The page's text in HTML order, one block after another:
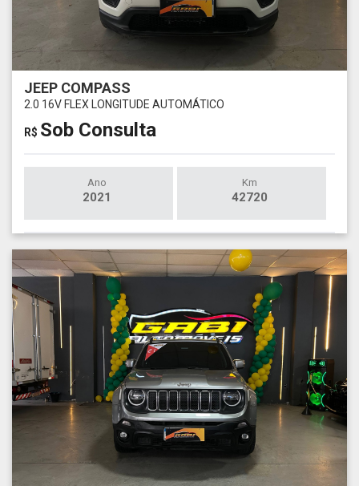
JEEP COMPASS
2.0 16V FLEX LONGITUDE AUTOMÁTICO
R$ Sob Consulta
Ano
2021
Km
42720